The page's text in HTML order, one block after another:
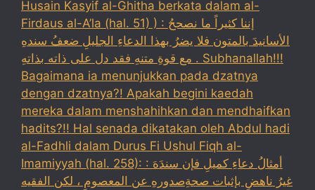
Husain Kasyif al-Ghitha berkata dalam al-
Firdaus al-A’la (hal. 51) ) : إننا كثيراً ما نصححُ
الأسانيدَ بالمتون فلا يضرُ بهذا الدعاءِ الجليلِ ضعفُ سندهِ
مع قوةِ متنهِ فقد دل على ذاته بذاتهِ . Subhanallah!!!
Bagaimana ia menunjukkan pada dzatnya
dengan dzatnya?! Apakah begini kaedah
mereka dalam menshahihkan dan mendhaifkan
hadits?!! Hal senada dikatakan oleh Abdul hadi
al-Fadhli dalam Durus Fi Ushul Fiqh al-
Imamiyyah (hal. 258): : أمثالُ دعاءِ كميلِ فإن سندَهَ
غيرُ ناهضٍ بإثبات صحةِصدورهِ عن المعصومِ ، لكن الفقيه